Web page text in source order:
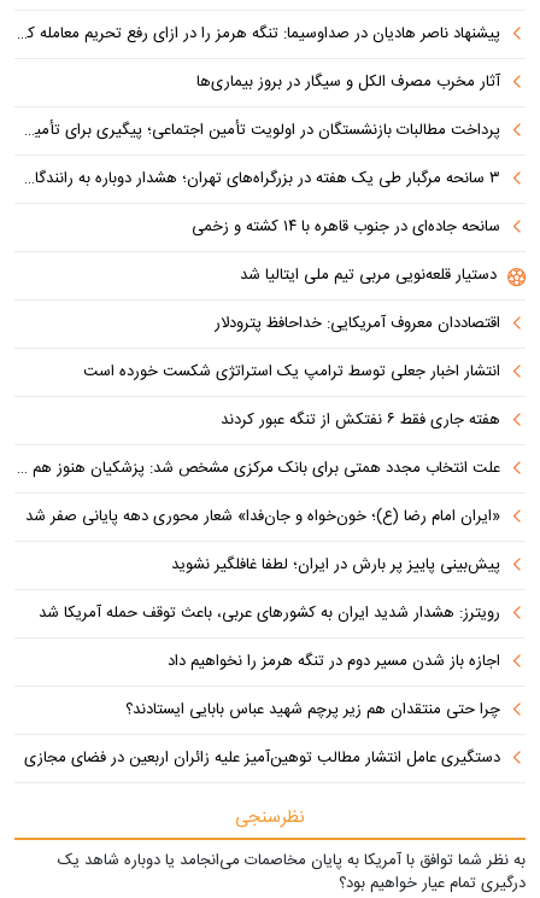
پیشنهاد ناصر هادیان در صداوسیما: تنگه هرمز را در ازای رفع تحریم معامله کنیم
آثار مخرب مصرف الکل و سیگار در بروز بیماری‌ها
پرداخت مطالبات بازنشستگان در اولویت تأمین اجتماعی؛ پیگیری برای تأمین منابع ادامه دارد
۳ سانحه مرگبار طی یک هفته در بزرگراه‌های تهران؛ هشدار دوباره به رانندگان و عابران
سانحه جاده‌ای در جنوب قاهره با ۱۴ کشته و زخمی
دستیار قلعه‌نویی مربی تیم ملی ایتالیا شد
اقتصاددان معروف آمریکایی: خداحافظ پترودلار
انتشار اخبار جعلی توسط ترامپ یک استراتژی شکست خورده است
هفته جاری فقط ۶ نفتکش از تنگه عبور کردند
علت انتخاب مجدد همتی برای بانک مرکزی مشخص شد: پزشکیان هنوز هم متوجه نشده است چرا همتی استیضاح شد!
«ایران امام رضا (ع)؛ خون‌خواه و جان‌فدا» شعار محوری دهه پایانی صفر شد
پیش‌بینی پاییز پر بارش در ایران؛ لطفا غافلگیر نشوید
رویترز: هشدار شدید ایران به کشورهای عربی، باعث توقف حمله آمریکا شد
اجازه باز شدن مسیر دوم در تنگه هرمز را نخواهیم داد
چرا حتی منتقدان هم زیر پرچم شهید عباس بابایی ایستادند؟
دستگیری عامل انتشار مطالب توهین‌آمیز علیه زائران اربعین در فضای مجازی
نظرسنجی
به نظر شما توافق با آمریکا به پایان مخاصمات می‌انجامد یا دوباره شاهد یک
درگیری تمام عیار خواهیم بود؟